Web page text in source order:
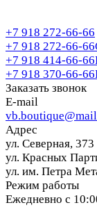
+7 918 272-66-66
+7 918 272-66-66
+7 918 414-66-66
+7 918 370-66-66
Заказать звонок
E-mail
Адрес
ул. Северная, 373
ул. Красных
ул. им. Петра
Режим работы
Ежедневно с